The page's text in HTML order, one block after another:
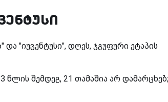
"იუვენტუსი", დღეს, ჯგუფური ეტაპის
წლის შემდეგ, 21 თამაშია არ